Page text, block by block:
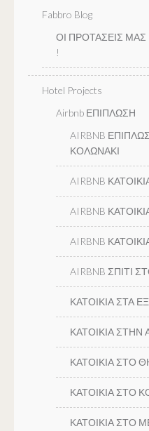
Fabbro Blog
ΟΙ ΠΡΟΤΑΣΕΙΣ ΜΑΣ
!
Hotel Projects
Airbnb ΕΠΙΠΛΩΣΗ
AIRBNB
ΚΟΛΩΝΑΚΙ
AIRBNB
AIRBNB
AIRBNB
AIRBNB ΣΠΙΤΙ
ΚΑΤΟΙΚΙΑ ΣΤΑ
ΚΑΤΟΙΚΙΑ
ΚΑΤΟΙΚΙΑ ΣΤΟ
ΚΑΤΟΙΚΙΑ ΣΤΟ
ΚΑΤΟΙΚΙΑ ΣΤΟ